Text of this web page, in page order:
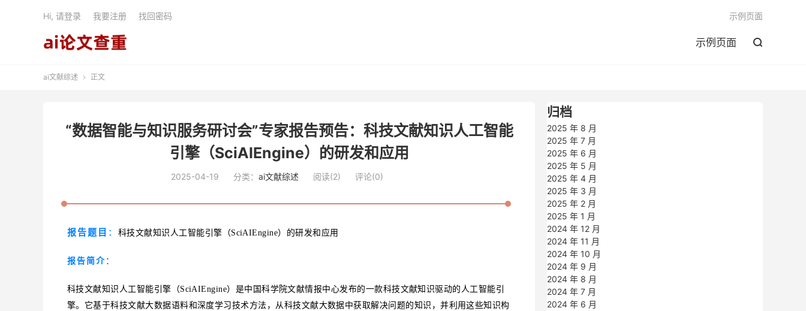
示例页面 
示例页面
Hi, 请登录 我要注册 找回密码
ai文献综述  正文
“数据智能与知识服务研讨会”专家报告预告：科技文献知识人工智能
引擎（SciAIEngine）的研发和应用
2025-04-19 分类： ai文献综述 阅读(2) 评论(0)
报告题目 ： 科技文献知识人工智能引擎（SciAIEngine）的研发和应用
报告简介 ：
科技文献知识人工智能引擎（SciAIEngine）是中国科学院文献情报中心发布的一款科技文献知识驱动的人工智能引
擎。它基于科技文献大数据语料和深度学习技术方法，从科技文献大数据中获取解决问题的知识，并利用这些知识构
归档
2025 年 8 月
2025 年 7 月
2025 年 6 月
2025 年 5 月
2025 年 4 月
2025 年 3 月
2025 年 2 月
2025 年 1 月
2024 年 12 月
2024 年 11 月
2024 年 10 月
2024 年 9 月
2024 年 8 月
2024 年 7 月
2024 年 6 月